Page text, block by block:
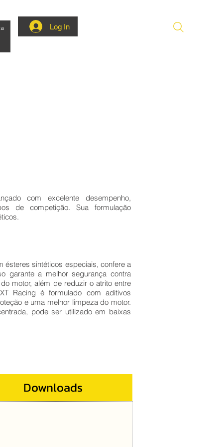
Log In
com excelente desempenho,
de competição. Sua formulação
ésteres sintéticos especiais, confere a
garante a melhor segurança contra
motor, além de reduzir o atrito entre
Racing é formulado com aditivos
e uma melhor limpeza do motor.
pode ser utilizado em baixas
Downloads